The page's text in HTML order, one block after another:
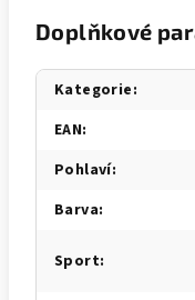
Doplňkové
Kategorie:
EAN:
Pohlaví:
Barva:
Sport: